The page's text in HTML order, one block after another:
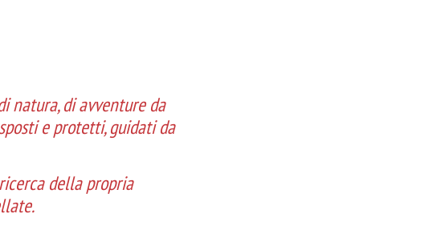
natura, di avventure da
e protetti, guidati da
della propria